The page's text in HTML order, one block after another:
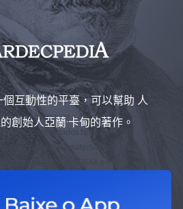
個互動性的平臺，可以幫助 人
創始人亞蘭·卡甸的著作。